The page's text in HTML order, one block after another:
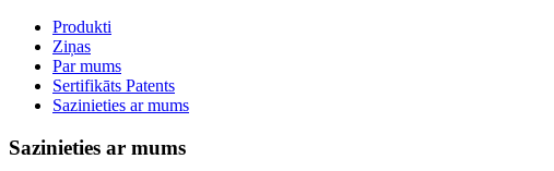
Produkti
Ziņas
Par mums
Sertifikāts Patents
Sazinieties ar mums
Sazinieties ar mums